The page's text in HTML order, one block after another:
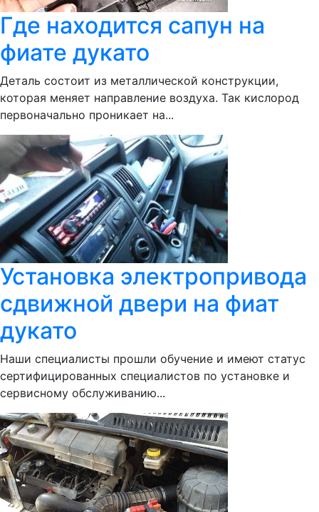
Где находится сапун на
фиате дукато
Деталь состоит из металлической конструкции,
которая меняет направление воздуха. Так кислород
первоначально проникает на...
Установка электропривода
сдвижной двери на фиат
дукато
Наши специалисты прошли обучение и имеют статус
сертифицированных специалистов по установке и
сервисному обслуживанию...